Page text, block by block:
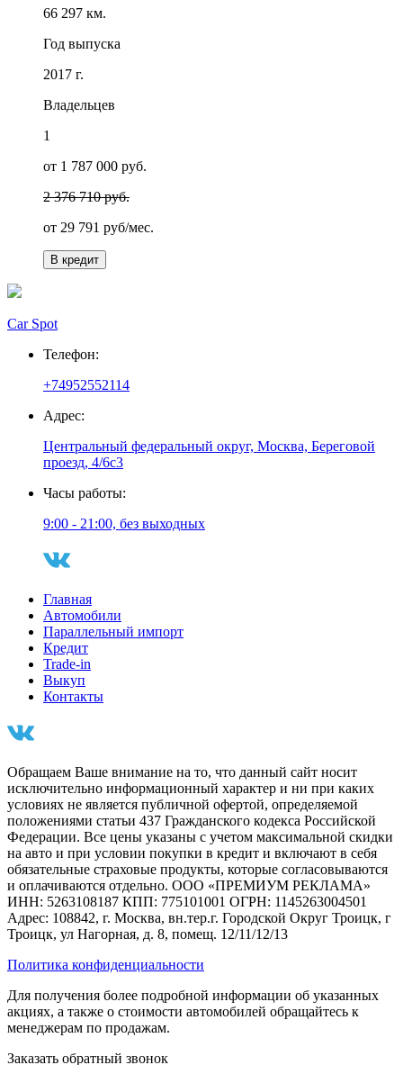
66 297 км.
Год выпуска
2017 г.
Владельцев
1
от 1 787 000 руб.
2 376 710 руб.
от 29 791 руб/мес.
В кредит
Car Spot
Телефон:
+74952552114
Адрес:
Центральный федеральный округ, Москва, Береговой
проезд, 4/6с3
Часы работы:
9:00 - 21:00, без выходных
Главная
Автомобили
Параллельный импорт
Кредит
Trade-in
Выкуп
Контакты
Обращаем Ваше внимание на то, что данный сайт носит
исключительно информационный характер и ни при каких
условиях не является публичной офертой, определяемой
положениями статьи 437 Гражданского кодекса Российской
Федерации. Все цены указаны с учетом максимальной скидки
на авто и при условии покупки в кредит и включают в себя
обязательные страховые продукты, которые согласовываются
и оплачиваются отдельно. ООО «ПРЕМИУМ РЕКЛАМА»
ИНН: 5263108187 КПП: 775101001 ОГРН: 1145263004501
Адрес: 108842, г. Москва, вн.тер.г. Городской Округ Троицк, г
Троицк, ул Нагорная, д. 8, помещ. 12/11/12/13
Политика конфиденциальности
Для получения более подробной информации об указанных
акциях, а также о стоимости автомобилей обращайтесь к
менеджерам по продажам.
Заказать обратный звонок